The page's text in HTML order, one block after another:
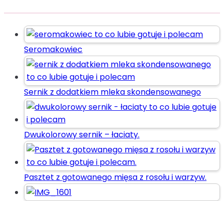
Seromakowiec
Sernik z dodatkiem mleka skondensowanego
Dwukolorowy sernik – łaciaty.
Pasztet z gotowanego mięsa z rosołu i warzyw.